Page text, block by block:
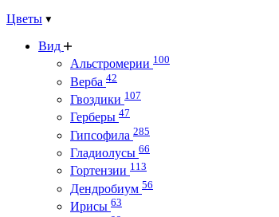
Цветы
Вид
Альстромерии 100
Верба 42
Гвоздики 107
Герберы 47
Гипсофила 285
Гладиолусы 66
Гортензии 113
Дендробиум 56
Ирисы 63